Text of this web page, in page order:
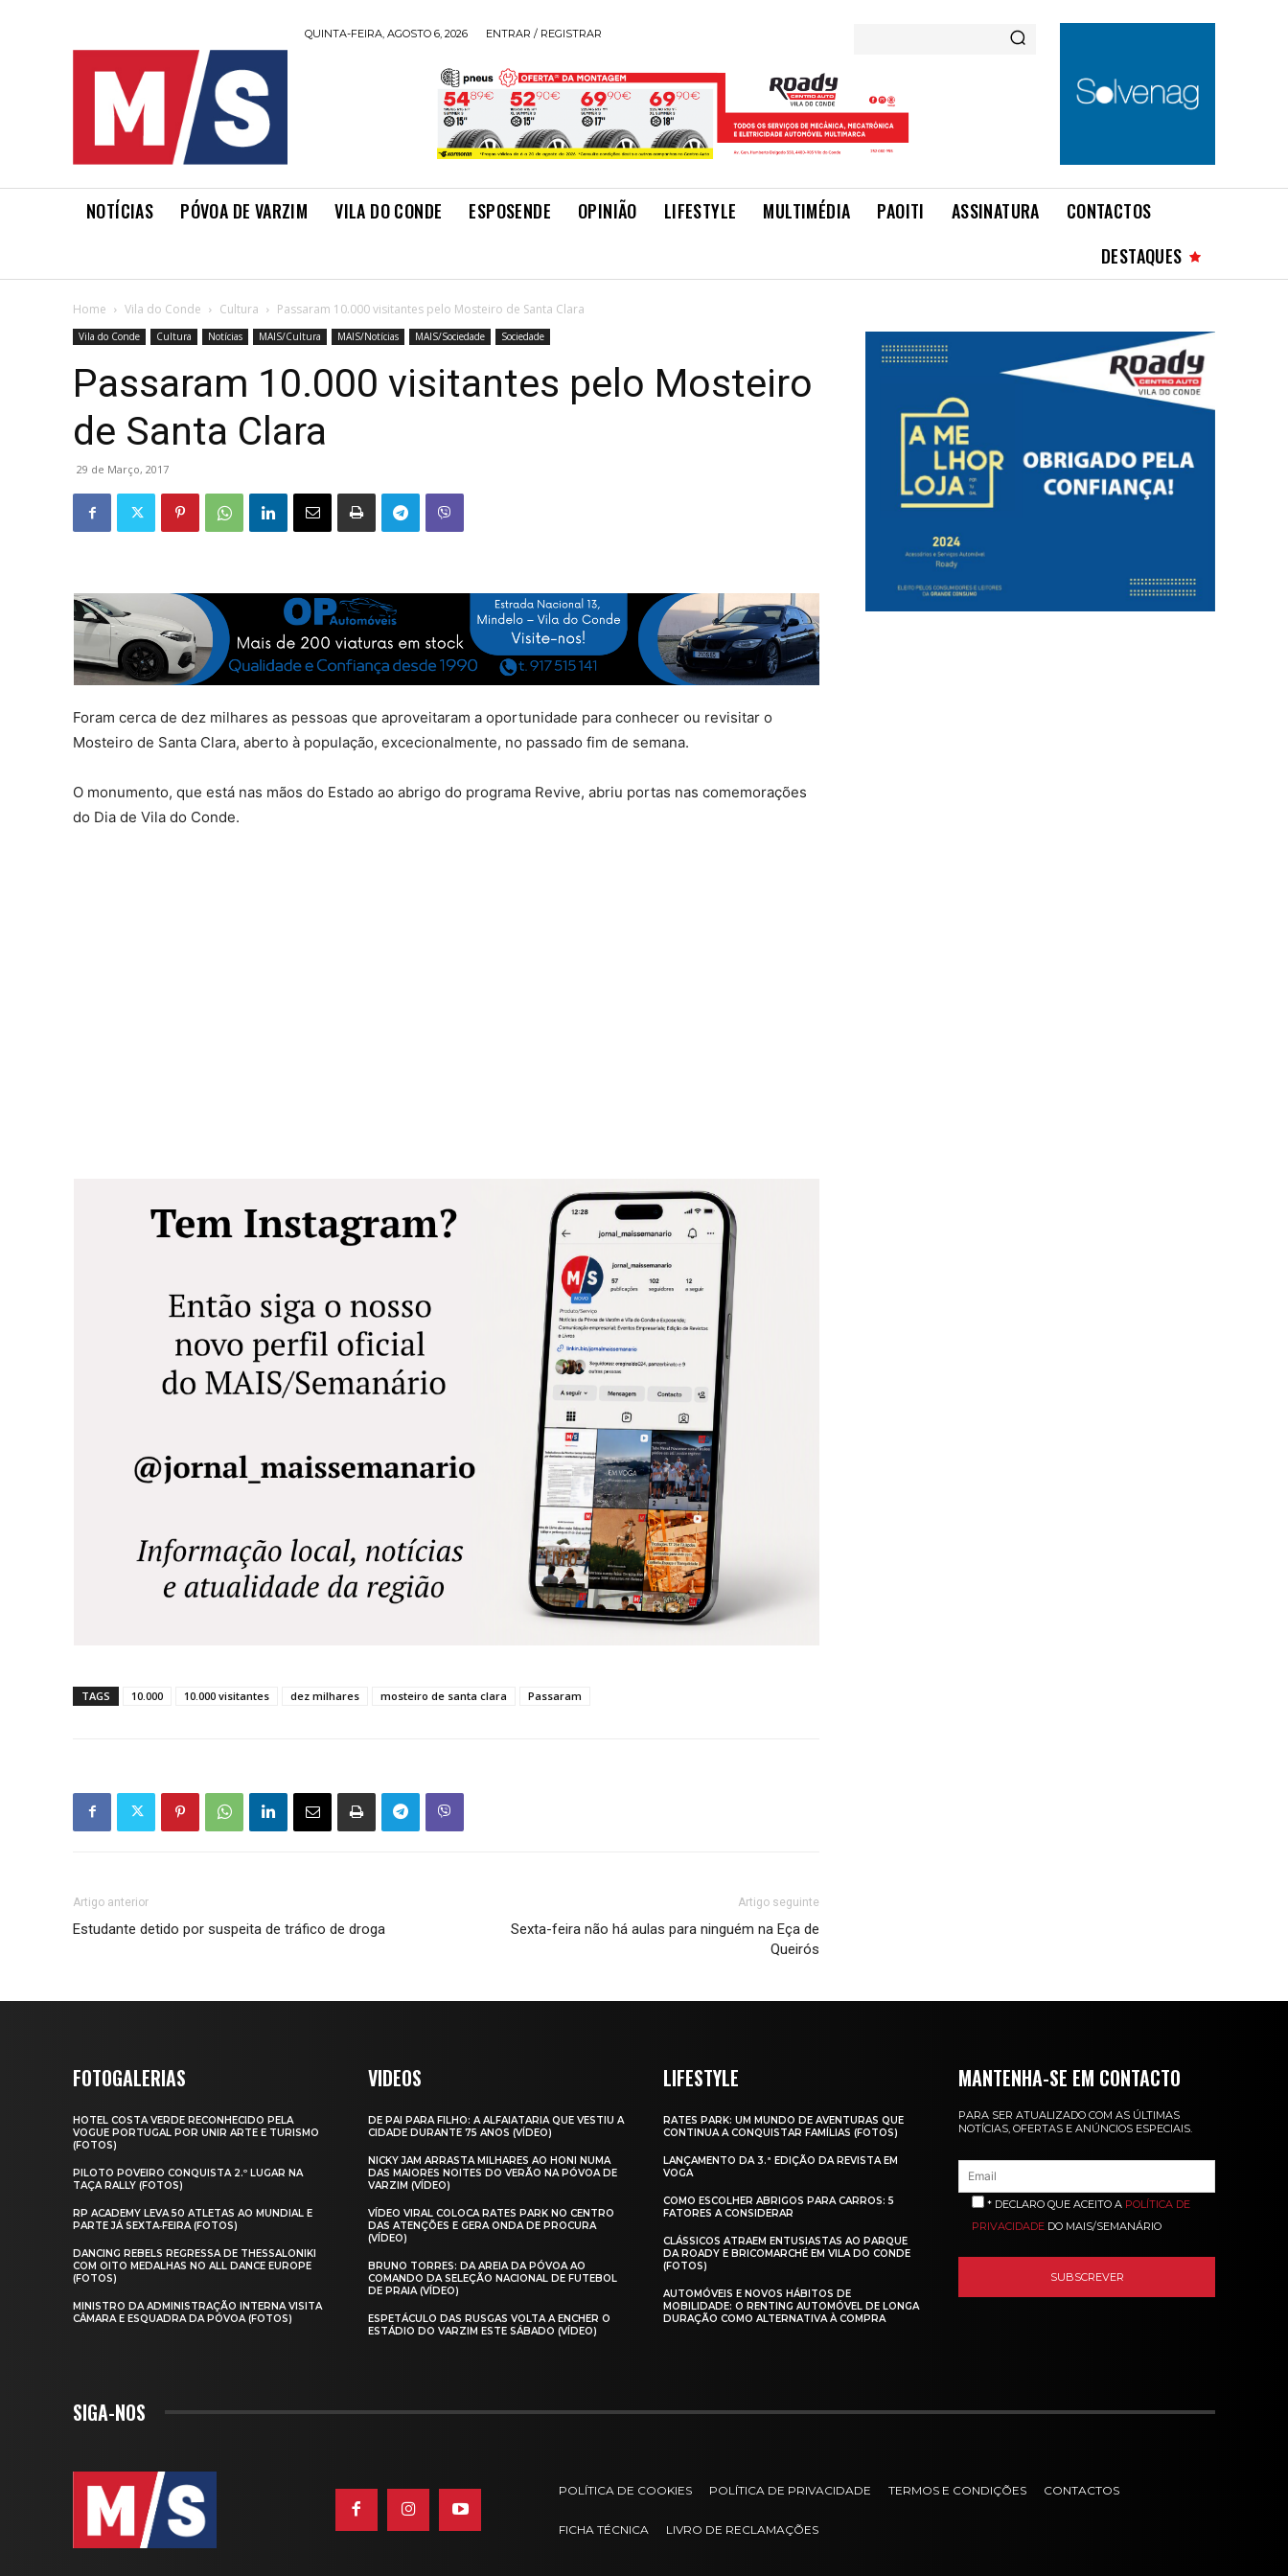
QUINTA-FEIRA, AGOSTO 6, 2026 ENTRAR / REGISTRAR
NOTÍCIAS PÓVOA DE VARZIM VILA DO CONDE ESPOSENDE OPINIÃO LIFESTYLE MULTIMÉDIA PAOITI ASSINATURA
CONTACTOS
DESTAQUES
Home Vila do Conde Cultura Passaram 10.000 visitantes pelo Mosteiro de Santa Clara
Vila do Conde Cultura Notícias MAIS/Cultura MAIS/Notícias MAIS/Sociedade Sociedade
Passaram 10.000 visitantes pelo Mosteiro
de Santa Clara
29 de Março, 2017
Foram cerca de dez milhares as pessoas que aproveitaram a oportunidade para conhecer ou revisitar o
Mosteiro de Santa Clara, aberto à população, excecionalmente, no passado fim de semana.
O monumento, que está nas mãos do Estado ao abrigo do programa Revive, abriu portas nas comemorações
do Dia de Vila do Conde.
TAGS 10.000 10.000 visitantes dez milhares mosteiro de santa clara Passaram
Artigo anterior
Estudante detido por suspeita de tráfico de droga
Artigo seguinte
Sexta-feira não há aulas para ninguém na Eça de
Queirós
FOTOGALERIAS
HOTEL COSTA VERDE RECONHECIDO PELA
VOGUE PORTUGAL POR UNIR ARTE E TURISMO
(FOTOS)
PILOTO POVEIRO CONQUISTA 2.º LUGAR NA
TAÇA RALLY (FOTOS)
RP ACADEMY LEVA 50 ATLETAS AO MUNDIAL E
PARTE JÁ SEXTA‑FEIRA (FOTOS)
DANCING REBELS REGRESSA DE THESSALONIKI
COM OITO MEDALHAS NO ALL DANCE EUROPE
(FOTOS)
MINISTRO DA ADMINISTRAÇÃO INTERNA VISITA
CÂMARA E ESQUADRA DA PÓVOA (FOTOS)
VIDEOS
DE PAI PARA FILHO: A ALFAIATARIA QUE VESTIU A
CIDADE DURANTE 75 ANOS (VÍDEO)
NICKY JAM ARRASTA MILHARES AO HONI NUMA
DAS MAIORES NOITES DO VERÃO NA PÓVOA DE
VARZIM (VÍDEO)
VÍDEO VIRAL COLOCA RATES PARK NO CENTRO
DAS ATENÇÕES E GERA ONDA DE PROCURA
(VÍDEO)
BRUNO TORRES: DA AREIA DA PÓVOA AO
COMANDO DA SELEÇÃO NACIONAL DE FUTEBOL
DE PRAIA (VÍDEO)
ESPETÁCULO DAS RUSGAS VOLTA A ENCHER O
ESTÁDIO DO VARZIM ESTE SÁBADO (VÍDEO)
LIFESTYLE
RATES PARK: UM MUNDO DE AVENTURAS QUE
CONTINUA A CONQUISTAR FAMÍLIAS (FOTOS)
LANÇAMENTO DA 3.ª EDIÇÃO DA REVISTA EM
VOGA
COMO ESCOLHER ABRIGOS PARA CARROS: 5
FATORES A CONSIDERAR
CLÁSSICOS ATRAEM ENTUSIASTAS AO PARQUE
DA ROADY E BRICOMARCHÉ EM VILA DO CONDE
(FOTOS)
AUTOMÓVEIS E NOVOS HÁBITOS DE
MOBILIDADE: O RENTING AUTOMÓVEL DE LONGA
DURAÇÃO COMO ALTERNATIVA À COMPRA
MANTENHA-SE EM CONTACTO
PARA SER ATUALIZADO COM AS ÚLTIMAS
NOTÍCIAS, OFERTAS E ANÚNCIOS ESPECIAIS.
* DECLARO QUE ACEITO A POLÍTICA DE
PRIVACIDADE DO MAIS/SEMANÁRIO
SIGA-NOS
POLÍTICA DE COOKIES POLÍTICA DE PRIVACIDADE TERMOS E CONDIÇÕES CONTACTOS
FICHA TÉCNICA LIVRO DE RECLAMAÇÕES